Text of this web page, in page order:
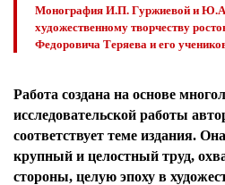
Монография И.П. Гуржиевой и
художественному творчеству
Федоровича Теряева и его
Работа создана на основе
исследовательской работы
соответствует теме издания.
крупный и целостный труд,
стороны, целую эпоху в